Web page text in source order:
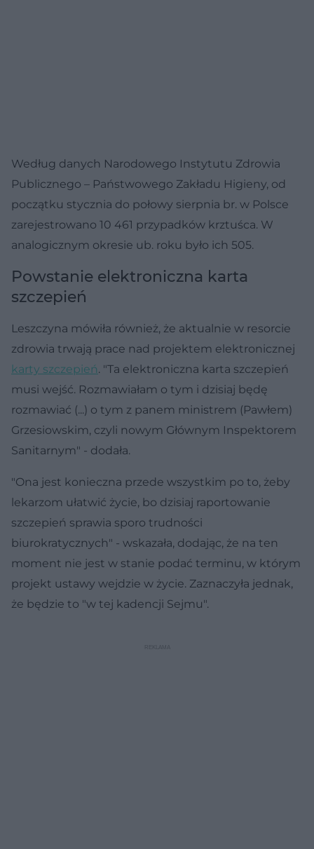
Według danych Narodowego Instytutu Zdrowia
Publicznego – Państwowego Zakładu Higieny, od
początku stycznia do połowy sierpnia br. w Polsce
zarejestrowano 10 461 przypadków krztuśca. W
analogicznym okresie ub. roku było ich 505.
Powstanie elektroniczna karta
szczepień
Leszczyna mówiła również, że aktualnie w resorcie
zdrowia trwają prace nad projektem elektronicznej
karty szczepień. "Ta elektroniczna karta szczepień
musi wejść. Rozmawiałam o tym i dzisiaj będę
rozmawiać (...) o tym z panem ministrem (Pawłem)
Grzesiowskim, czyli nowym Głównym Inspektorem
Sanitarnym" - dodała.
"Ona jest konieczna przede wszystkim po to, żeby
lekarzom ułatwić życie, bo dzisiaj raportowanie
szczepień sprawia sporo trudności
biurokratycznych" - wskazała, dodając, że na ten
moment nie jest w stanie podać terminu, w którym
projekt ustawy wejdzie w życie. Zaznaczyła jednak,
że będzie to "w tej kadencji Sejmu".